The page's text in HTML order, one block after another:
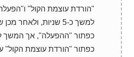
"הורדת עוצמת הקול"
למשך כ-5 שניות, ולאחר
כפתור "ההפעלה", אך המשך
כפתור "הורדת עוצמת הקול"